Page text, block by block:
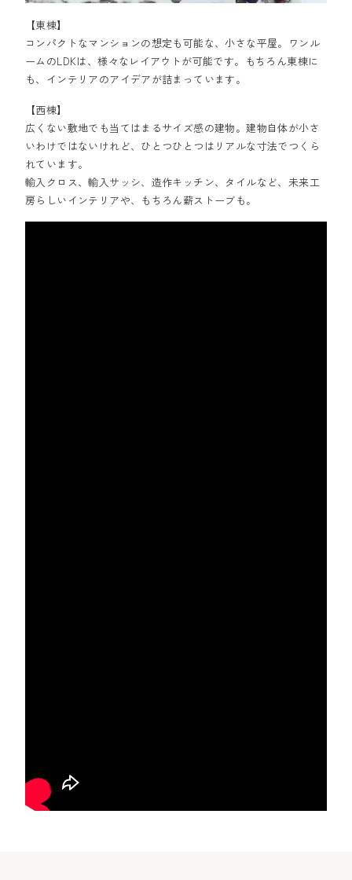
【東棟】
コンパクトなマンションの想定も可能な、小さな平屋。ワンル
ームのLDKは、様々なレイアウトが可能です。もちろん東棟に
も、インテリアのアイデアが詰まっています。
【西棟】
広くない敷地でも当てはまるサイズ感の建物。建物自体が小さ
いわけではないけれど、ひとつひとつはリアルな寸法でつくら
れています。
輸入クロス、輸入サッシ、造作キッチン、タイルなど、未来工
房らしいインテリアや、もちろん薪ストーブも。